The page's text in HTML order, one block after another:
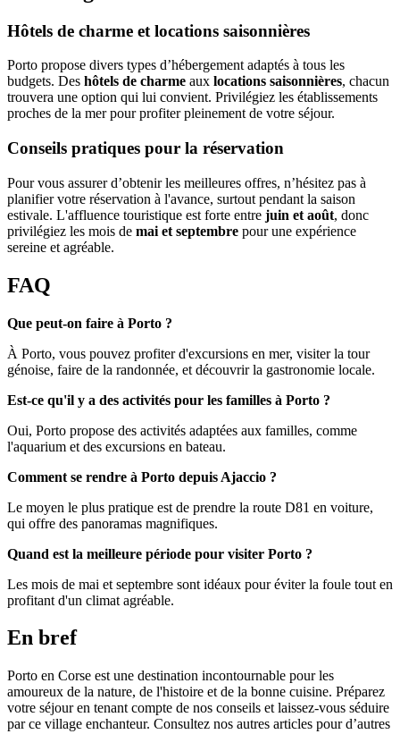
Hôtels de charme et locations saisonnières
Porto propose divers types d’hébergement adaptés à tous les
budgets. Des hôtels de charme aux locations saisonnières, chacun
trouvera une option qui lui convient. Privilégiez les établissements
proches de la mer pour profiter pleinement de votre séjour.
Conseils pratiques pour la réservation
Pour vous assurer d’obtenir les meilleures offres, n’hésitez pas à
planifier votre réservation à l'avance, surtout pendant la saison
estivale. L'affluence touristique est forte entre juin et août, donc
privilégiez les mois de mai et septembre pour une expérience
sereine et agréable.
FAQ
Que peut-on faire à Porto ?
À Porto, vous pouvez profiter d'excursions en mer, visiter la tour
génoise, faire de la randonnée, et découvrir la gastronomie locale.
Est-ce qu'il y a des activités pour les familles à Porto ?
Oui, Porto propose des activités adaptées aux familles, comme
l'aquarium et des excursions en bateau.
Comment se rendre à Porto depuis Ajaccio ?
Le moyen le plus pratique est de prendre la route D81 en voiture,
qui offre des panoramas magnifiques.
Quand est la meilleure période pour visiter Porto ?
Les mois de mai et septembre sont idéaux pour éviter la foule tout en
profitant d'un climat agréable.
En bref
Porto en Corse est une destination incontournable pour les
amoureux de la nature, de l'histoire et de la bonne cuisine. Préparez
votre séjour en tenant compte de nos conseils et laissez-vous séduire
par ce village enchanteur. Consultez nos autres articles pour d’autres